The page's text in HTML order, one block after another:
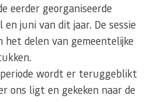
eerder georganiseerde
en juni van dit jaar. De sessie
delen van gemeentelijke
wordt er teruggeblikt
ons ligt en gekeken naar de